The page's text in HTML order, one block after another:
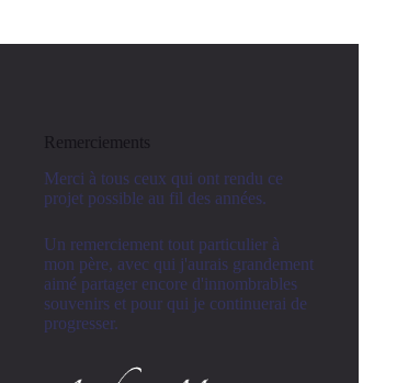
Remerciements
Merci à tous ceux qui ont rendu ce
projet possible au fil des années.
Un remerciement tout particulier à
mon père, avec qui j'aurais grandement
aimé partager encore d'innombrables
souvenirs et pour qui je continuerai de
progresser.